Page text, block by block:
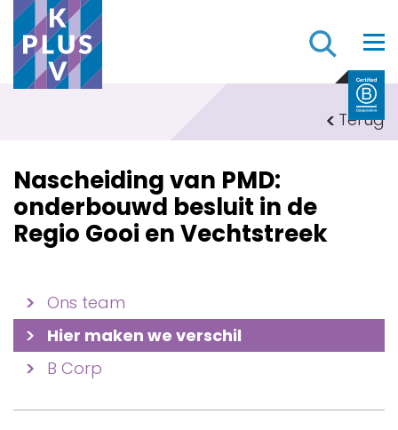
Terug
Nascheiding van PMD:
onderbouwd besluit in de
Regio Gooi en Vechtstreek
Ons team
Hier maken we verschil
B Corp